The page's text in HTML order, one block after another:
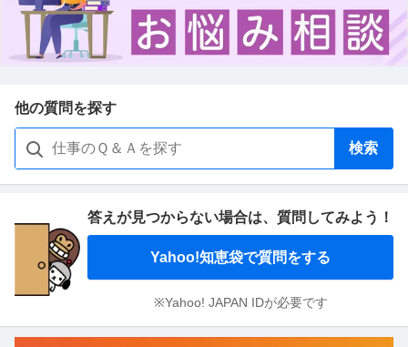
他の質問を探す
検索
答えが見つからない場合は、 質問してみよう！
Yahoo!知恵袋で質問をする
※Yahoo! JAPAN IDが必要です